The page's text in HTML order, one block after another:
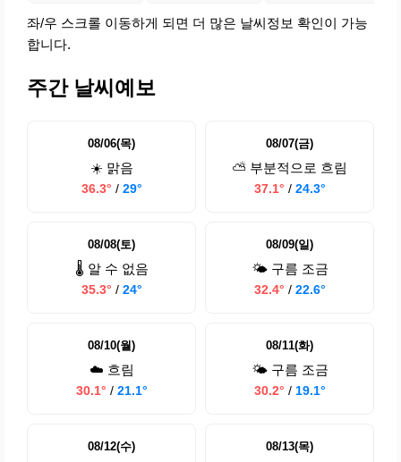
좌/우 스크롤 이동하게 되면 더 많은 날씨정보 확인이 가능
합니다.
주간 날씨예보
08/06(목)
☀️ 맑음
36.3° / 29°
08/07(금)
⛅ 부분적으로 흐림
37.1° / 24.3°
08/08(토)
🌡️ 알 수 없음
35.3° / 24°
08/09(일)
🌤️ 구름 조금
32.4° / 22.6°
08/10(월)
☁️ 흐림
30.1° / 21.1°
08/11(화)
🌤️ 구름 조금
30.2° / 19.1°
08/12(수) 08/13(목)